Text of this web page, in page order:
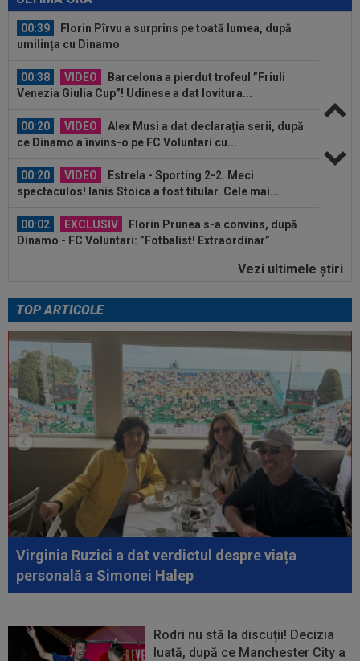
00:39
Florin Pîrvu a surprins pe toată lumea, după
umilința cu Dinamo
00:38 VIDEO
Barcelona a pierdut trofeul ”Friuli
Venezia Giulia Cup”! Udinese a dat lovitura...
00:20 VIDEO
Alex Musi a dat declarația serii, după
ce Dinamo a învins-o pe FC Voluntari cu...
00:20 VIDEO
Estrela - Sporting 2-2. Meci
spectaculos! Ianis Stoica a fost titular. Cele mai...
00:02 EXCLUSIV
Florin Prunea s-a convins, după
Dinamo - FC Voluntari: ”Fotbalist! Extraordinar”
Ion Gheorghe a rupt tăcerea, după ce a
23:58 EXCLUSIV
Salariul lui Marius Șumudică la
CFR Cluj. Peste Pancu la Rapid și de două ori...
00:39
Reacția total neașteptată a lui Nuno Campos,
întrebat de Adrian Mazilu după...
00:39
Florin Pîrvu a surprins pe toată lumea, după
umilința cu Dinamo
VIDEO
Barcelona a pierdut trofeul ”Friuli
Venezia Giulia Cup”! Udinese a dat lovitura...
00:20 VIDEO
Alex Musi a dat declarația serii, după
ce Dinamo a învins-o pe FC Voluntari cu...
00:20 VIDEO
Estrela - Sporting 2-2. Meci
spectaculos! Ianis Stoica a fost titular. Cele mai...
Vezi ultimele ştiri
TOP ARTICOLE
Virginia Ruzici a dat verdictul despre viața
personală a Simonei Halep
Rodri nu stă la discuții! Decizia
luată, după ce Manchester City a